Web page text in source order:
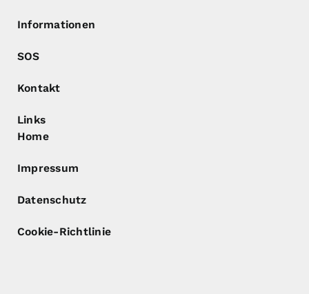
Informationen
SOS
Kontakt
Links
Home
Impressum
Datenschutz
Cookie-Richtlinie